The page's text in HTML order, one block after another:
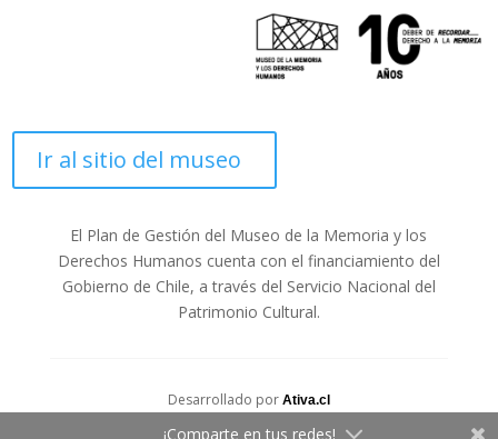
Ir al sitio del museo
El Plan de Gestión del Museo de la Memoria y los
Derechos Humanos cuenta con el financiamiento del
Gobierno de Chile, a través del Servicio Nacional del
Patrimonio Cultural.
Desarrollado por Ativa.cl
¡Comparte en tus redes!